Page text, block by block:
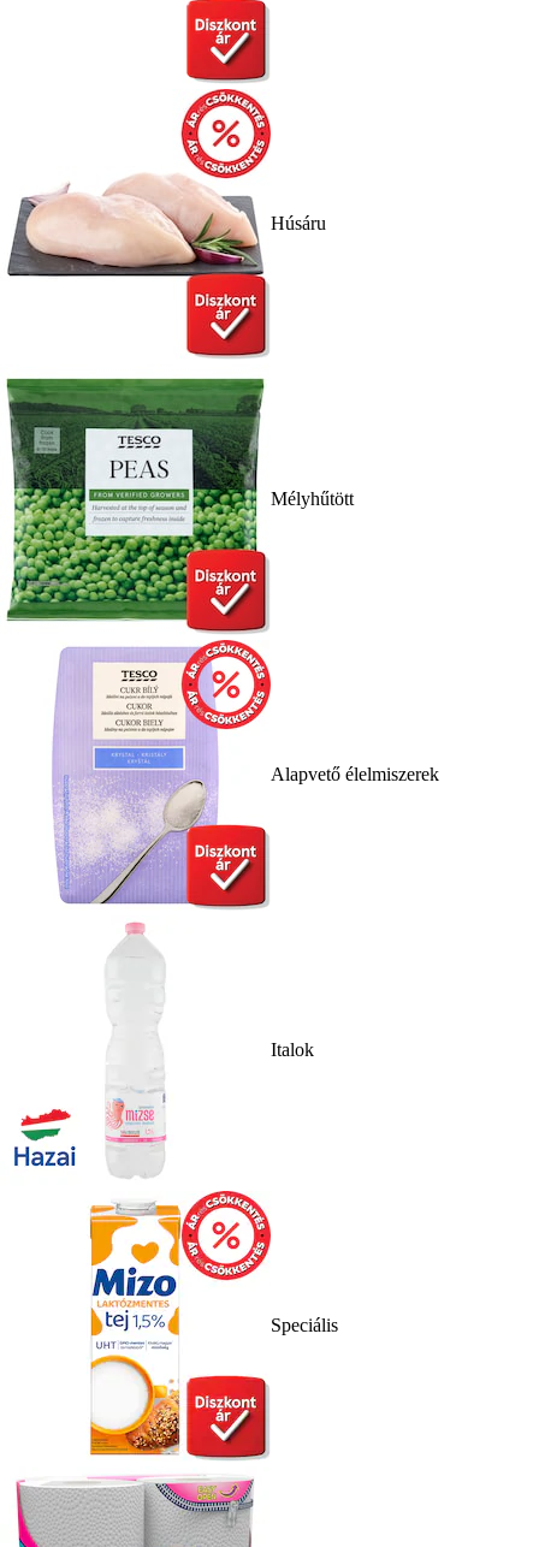
Húsáru
Mélyhűtött
Alapvető élelmiszerek
Italok
Speciális